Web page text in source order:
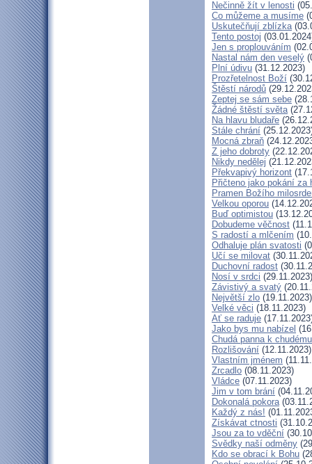
Nečinně žít v lenosti
Co můžeme a musíme
Uskutečňují zblízka
Tento postoj
Jen s proplouváním
Nastal nám den veselý
Plní údivu (31.12.2023)
Prozřetelnost Boží
Štěstí národů
Zeptej se sám sebe
Žádné štěstí světa
Na hlavu bludaře
Stále chrání
Mocná zbraň
Z jeho dobroty
Nikdy nedělej
Překvapivý horizont
Přičteno jako pokání za
Pramen Božího
Velkou oporou
Buď optimistou
Dobudeme věčnost
S radostí a mlčením
Odhaluje plán svatosti
Učí se milovat
Duchovní radost
Nosí v srdci (29.11.2023)
Závistivý a svatý
Největší zlo (19.11.2023)
Velké věci (18.11.2023)
Ať se raduje
Jako bys mu nabízel
Chudá panna k
Rozlišování (12.11.2023)
Vlastním jménem
Zrcadlo (08.11.2023)
Vládce (07.11.2023)
Jim v tom brání
Dokonalá pokora
Každý z nás!
Získávat ctnosti
Jsou za to vděční
Svědky naší odměny
Kdo se obrací k Bohu